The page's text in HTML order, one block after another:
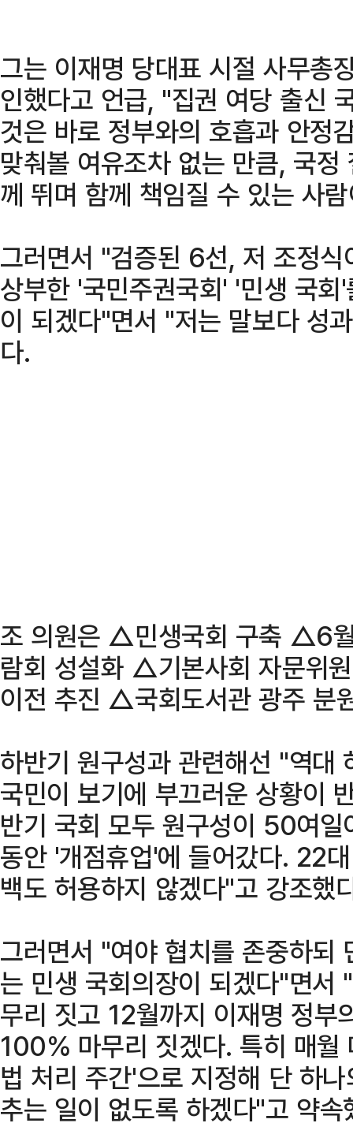
그는 이재명 당대표 시절 사무총
인했다고 언급, "집권 여당 출신
것은 바로 정부와의 호흡과 안정
맞춰볼 여유조차 없는 만큼, 국
께 뛰며 함께 책임질 수 있는 사
그러면서 "검증된 6선, 저 조정
상부한 '국민주권국회' '민생 국
이 되겠다"면서 "저는 말보다 성
다.
조 의원은 △민생국회 구축 △6
람회 성설화 △기본사회 자문위
이전 추진 △국회도서관 광주 분
하반기 원구성과 관련해선 "역대
국민이 보기에 부끄러운 상황이
반기 국회 모두 원구성이 50여
동안 '개점휴업'에 들어갔다. 22
백도 허용하지 않겠다"고 강조했
그러면서 "여야 협치를 존중하되
는 민생 국회의장이 되겠다"면
무리 짓고 12월까지 이재명 정부
100% 마무리 짓겠다. 특히 매월
법 처리 주간'으로 지정해 단 하
추는 일이 없도록 하겠다"고 약속